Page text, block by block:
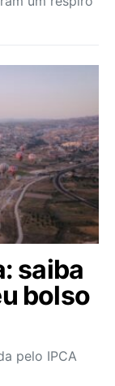
saiba
bolso
pelo IPCA